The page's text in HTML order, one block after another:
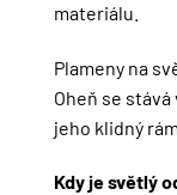
materiálu.
Plameny na
Oheň se
jeho klidný rám.
Kdy je světlý